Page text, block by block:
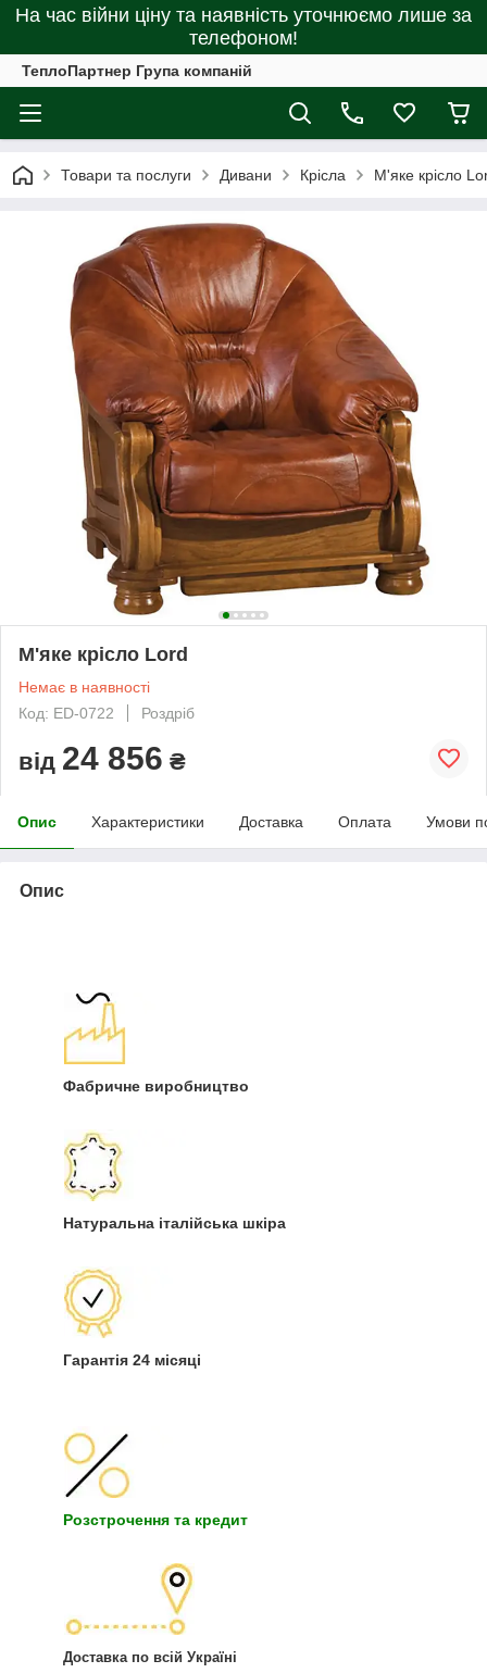
На час війни ціну та наявність уточнюємо лише за
телефоном!
ТеплоПартнер Група компаній
Товари та послуги Дивани Крісла М'яке крісло
М'яке крісло Lord
Немає в наявності
Код: ED-0722
Роздріб
від 24 856 ₴
Опис Характеристики Доставка Оплата Умови
Опис
Фабричне виробництво
Натуральна італійська шкіра
Гарантія 24 місяці
Розстрочення та кредит
Доставка по всій Україні